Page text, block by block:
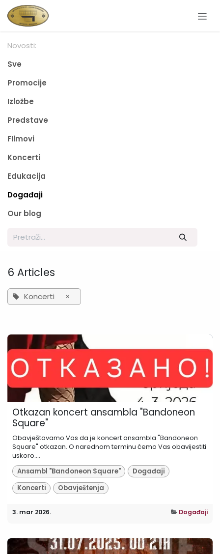
Skip to Content
Novosti:
Sve
Promocije
Izložbe
Predstave
FIlmovi
Koncerti
Edukacija
Događaji
Our blog
6 Articles
Koncerti ×
Otkazan koncert ansambla "Bandoneon
Square"
Obavještavamo Vas da je koncert ansambla "Bandoneon
Square" otkazan. O narednom terminu ćemo Vas obavijestiti
uskoro....
Ansambl "Bandoneon Square"
Događaji
Koncerti
Obavještenja
3. mar 2026. Događaji